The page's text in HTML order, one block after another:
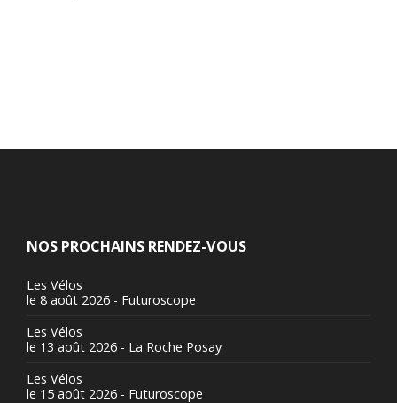
NOS PROCHAINS RENDEZ-VOUS
Les Vélos
le 8 août 2026 - Futuroscope
Les Vélos
le 13 août 2026 - La Roche Posay
Les Vélos
le 15 août 2026 - Futuroscope